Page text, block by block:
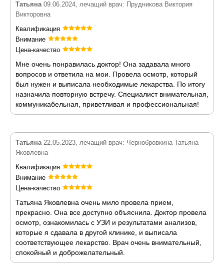
Татьяна09.06.2024, лечащий врач: Прудникова Виктория
Викторовна
Квалификация
Внимание
Цена-качество
Мне очень понравилась доктор! Она задавала много
вопросов и ответила на мои. Провела осмотр, который
был нужен и выписала необходимые лекарства. По итогу
назначила повторную встречу. Специалист внимательная,
коммуникабельная, приветливая и профессиональная!
Татьяна22.05.2023, лечащий врач: Чернобровкина Татьяна
Яковлевна
Квалификация
Внимание
Цена-качество
Татьяна Яковлевна очень мило провела прием,
прекрасно. Она все доступно объяснила. Доктор провела
осмотр, ознакомилась с УЗИ и результатами анализов,
которые я сдавала в другой клинике, и выписала
соответствующее лекарство. Врач очень внимательный,
спокойный и доброжелательный.